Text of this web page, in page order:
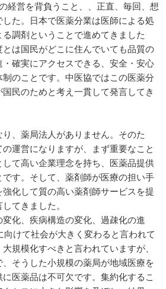
経営を背負うこと、、正直、毎回、想
た。日本で医薬分業は医師による処
調剤ということで進めてきました
は国民がどこに住んでいても品質の
確実にアクセスできる、安全・安心
のことです。中医協ではこの医薬分
民のためと考え一貫して発言してき
、薬局法人がありません。そのた
運営になりますが、まず重要なこと
て高い企業理念を持ち、医薬品提供
す。そして、薬剤師が医療の担い手
化して質の高い薬剤師サービスを提
てきました。
化、疾病構造の変化、過疎化の進
向けて社会が大きく変わると言われて
規模化すべきと言われていますが、
そうした小規模の薬局が地域医療を
医薬品は不可欠です。集約化するこ